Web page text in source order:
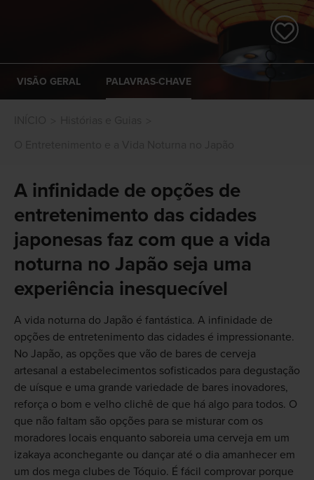
VISÃO GERAL PALAVRAS-CHAVE
A infinidade de opções de
entretenimento das cidades
japonesas faz com que a vida
noturna no Japão seja uma
experiência inesquecível
A vida noturna do Japão é fantástica. A infinidade de
opções de entretenimento das cidades é impressionante.
No Japão, as opções que vão de bares de cerveja
artesanal a estabelecimentos sofisticados para degustação
de uísque e uma grande variedade de bares inovadores,
reforça o bom e velho clichê de que há algo para todos. O
que não faltam são opções para se misturar com os
moradores locais enquanto saboreia uma cerveja em um
izakaya aconchegante ou dançar até o dia amanhecer em
um dos mega clubes de Tóquio. É fácil comprovar porque